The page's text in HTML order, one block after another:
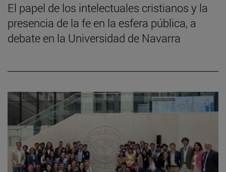
El papel de los intelectuales cristianos y la
presencia de la fe en la esfera pública, a
debate en la Universidad de Navarra